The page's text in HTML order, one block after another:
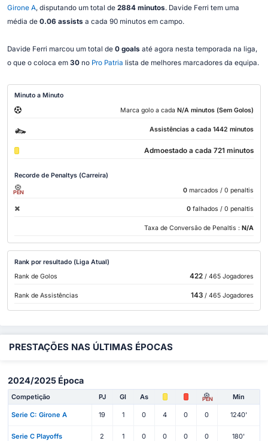
Girone A, disputando um total de 2884 minutos. Davide Ferri tem uma
média de 0.06 assists a cada 90 minutos em campo.
Davide Ferri marcou um total de 0 goals até agora nesta temporada na liga,
o que o coloca em 30 no Pro Patria lista de melhores marcadores da equipa.
Minuto a Minuto
Marca golo a cada N/A minutos (Sem Golos)
Assistências a cada 1442 minutos
Admoestado a cada 721 minutos
Recorde de Penaltys (Carreira)
PEN 0 marcados / 0 penaltis
0 falhados / 0 penaltis
Taxa de Conversão de Penaltis : N/A
Rank por resultado (Liga Atual)
Rank de Golos
422/ 465 Jogadores
Rank de Assistências 143/ 465 Jogadores
PRESTAÇÕES NAS ÚLTIMAS ÉPOCAS
2024/2025 Época
Competição PJ Gl As PEN Min
Serie C: Girone A 19 1 0 4 0 0 1240'
Serie C Playoffs 2 1 0 0 0 0 180'